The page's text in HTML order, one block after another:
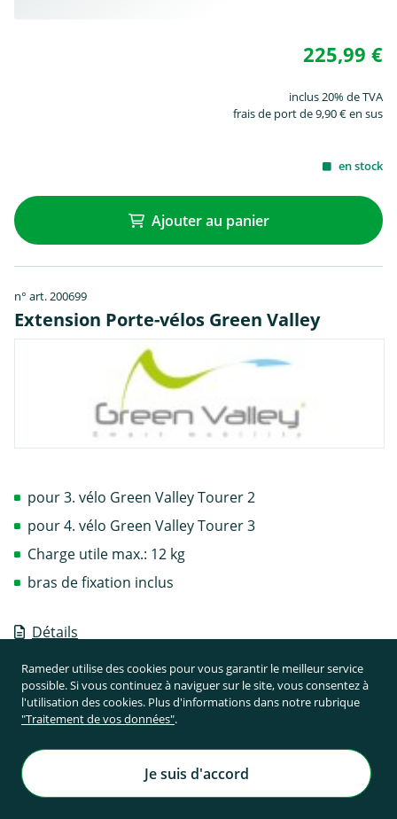
225,99 €
inclus 20% de TVA
frais de port de 9,90 € en sus
en stock
Ajouter au panier
n° art. 200699
Extension Porte-vélos Green Valley
Détails
pour 3. vélo Green Valley Tourer 2
pour 4. vélo Green Valley Tourer 3
Charge utile max.: 12 kg
bras de fixation inclus
Rameder utilise des cookies pour vous garantir le meilleur service
possible. Si vous continuez à naviguer sur le site, vous consentez à
l'utilisation des cookies. Plus d'informations dans notre rubrique
"Traitement de vos données".
Je suis d'accord